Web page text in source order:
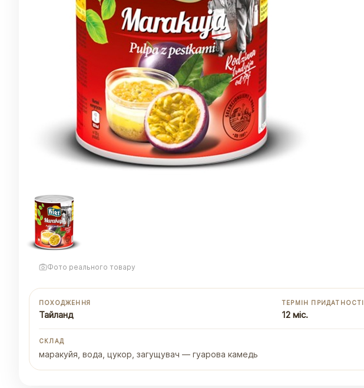
Фото реального товару
ПОХОДЖЕННЯ
Тайланд
ТЕРМІН ПРИДАТНОСТІ
12 міс.
СКЛАД
маракуйя, вода, цукор, загущувач — гуарова камедь